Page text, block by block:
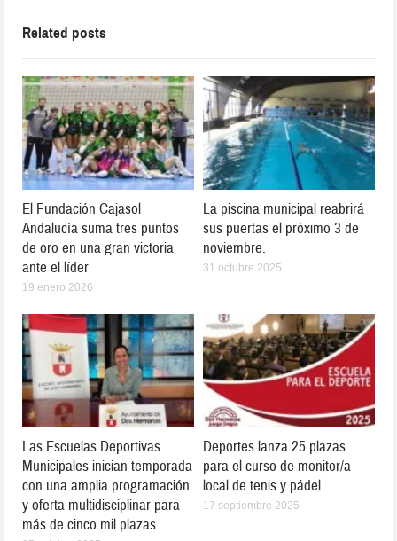
Related posts
El Fundación Cajasol
Andalucía suma tres puntos
de oro en una gran victoria
ante el líder
19 enero 2026
La piscina municipal reabrirá
sus puertas el próximo 3 de
noviembre.
31 octubre 2025
Las Escuelas Deportivas
Municipales inician temporada
con una amplia programación
y oferta multidisciplinar para
más de cinco mil plazas
Deportes lanza 25 plazas
para el curso de monitor/a
local de tenis y pádel
17 septiembre 2025